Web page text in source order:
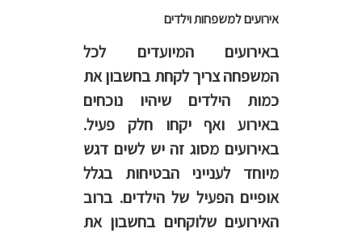
אירועים למשפחות וילדים
באירועים המיועדים לכל
המשפחה צריך לקחת בחשבון את
כמות הילדים שיהיו נוכחים
באירוע ואף יקחו חלק פעיל.
באירועים מסוג זה יש לשים דגש
מיוחד לענייני הבטיחות בגלל
אופיים הפעיל של הילדים. ברוב
האירועים שלוקחים בחשבון את